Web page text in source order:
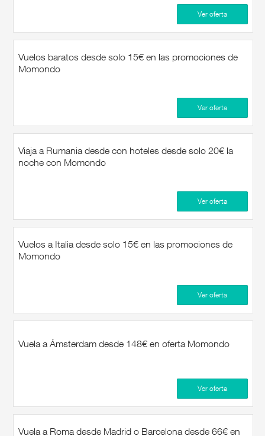
Ver oferta
Vuelos baratos desde solo 15€ en las promociones de
Momondo
Ver oferta
Viaja a Rumania desde con hoteles desde solo 20€ la
noche con Momondo
Ver oferta
Vuelos a Italia desde solo 15€ en las promociones de
Momondo
Ver oferta
Vuela a Ámsterdam desde 148€ en oferta Momondo
Ver oferta
Vuela a Roma desde Madrid o Barcelona desde 66€ en